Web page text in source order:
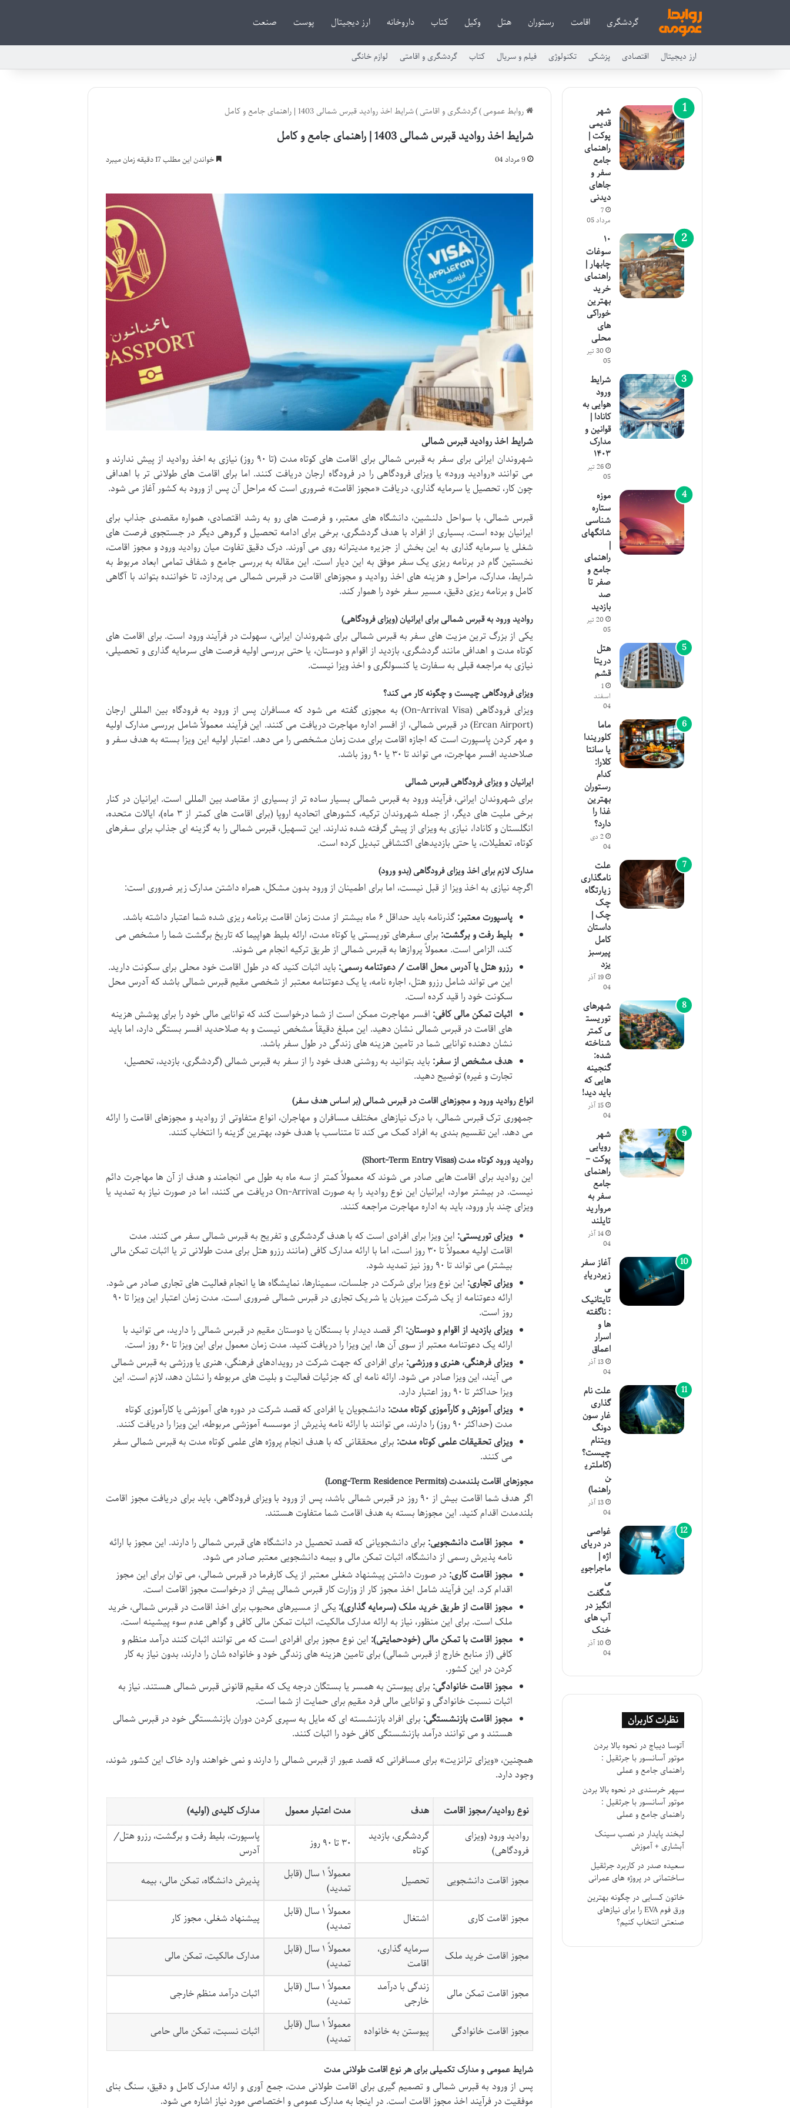
گردشگری اقامت رستوران هتل وکیل کتاب داروخانه ارز دیجیتال پوست صنعت
ارز دیجیتال اقتصادی پزشکی تکنولوژی فیلم و سریال کتاب گردشگری و اقامتی لوازم خانگی
روابط عمومی)گردشگری و اقامتی)شرایط اخذ روادید قبرس شمالی 1403 | راهنمای جامع و کامل
شرایط اخذ روادید قبرس شمالی 1403 | راهنمای جامع و کامل
9 مرداد 04 خواندن این مطلب 17 دقیقه زمان میبرد
شرایط اخذ روادید قبرس شمالی
شهروندان ایرانی برای سفر به قبرس شمالی برای اقامت های کوتاه مدت (تا ۹۰ روز) نیازی به اخذ روادید از پیش ندارند و
می توانند «روادید ورود» یا ویزای فرودگاهی را در فرودگاه ارجان دریافت کنند. اما برای اقامت های طولانی تر با اهدافی
چون کار، تحصیل یا سرمایه گذاری، دریافت «مجوز اقامت» ضروری است که مراحل آن پس از ورود به کشور آغاز می شود.
قبرس شمالی، با سواحل دلنشین، دانشگاه های معتبر، و فرصت های رو به رشد اقتصادی، همواره مقصدی جذاب برای
ایرانیان بوده است. بسیاری از افراد با هدف گردشگری، برخی برای ادامه تحصیل و گروهی دیگر در جستجوی فرصت های
شغلی یا سرمایه گذاری به این بخش از جزیره مدیترانه روی می آورند. درک دقیق تفاوت میان روادید ورود و مجوز اقامت،
نخستین گام در برنامه ریزی یک سفر موفق به این دیار است. این مقاله به بررسی جامع و شفاف تمامی ابعاد مربوط به
شرایط، مدارک، مراحل و هزینه های اخذ روادید و مجوزهای اقامت در قبرس شمالی می پردازد، تا خواننده بتواند با آگاهی
کامل و برنامه ریزی دقیق، مسیر سفر خود را هموار کند.
روادید ورود به قبرس شمالی برای ایرانیان (ویزای فرودگاهی)
یکی از بزرگ ترین مزیت های سفر به قبرس شمالی برای شهروندان ایرانی، سهولت در فرآیند ورود است. برای اقامت های
کوتاه مدت و اهدافی مانند گردشگری، بازدید از اقوام و دوستان، یا حتی بررسی اولیه فرصت های سرمایه گذاری و تحصیلی،
نیازی به مراجعه قبلی به سفارت یا کنسولگری و اخذ ویزا نیست.
ویزای فرودگاهی چیست و چگونه کار می کند؟
ویزای فرودگاهی (On-Arrival Visa) به مجوزی گفته می شود که مسافران پس از ورود به فرودگاه بین المللی ارجان
(Ercan Airport) در قبرس شمالی، از افسر اداره مهاجرت دریافت می کنند. این فرآیند معمولاً شامل بررسی مدارک اولیه
و مهر کردن پاسپورت است که اجازه اقامت برای مدت زمان مشخصی را می دهد. اعتبار اولیه این ویزا بسته به هدف سفر و
صلاحدید افسر مهاجرت، می تواند تا ۳۰ یا ۹۰ روز باشد.
ایرانیان و ویزای فرودگاهی قبرس شمالی
برای شهروندان ایرانی، فرآیند ورود به قبرس شمالی بسیار ساده تر از بسیاری از مقاصد بین المللی است. ایرانیان در کنار
برخی ملیت های دیگر، از جمله شهروندان ترکیه، کشورهای اتحادیه اروپا (برای اقامت های کمتر از ۳ ماه)، ایالات متحده،
انگلستان و کانادا، نیازی به ویزای از پیش گرفته شده ندارند. این تسهیل، قبرس شمالی را به گزینه ای جذاب برای سفرهای
کوتاه، تعطیلات، یا حتی بازدیدهای اکتشافی تبدیل کرده است.
مدارک لازم برای اخذ ویزای فرودگاهی (بدو ورود)
اگرچه نیازی به اخذ ویزا از قبل نیست، اما برای اطمینان از ورود بدون مشکل، همراه داشتن مدارک زیر ضروری است:
پاسپورت معتبر:گذرنامه باید حداقل ۶ ماه بیشتر از مدت زمان اقامت برنامه ریزی شده شما اعتبار داشته باشد.
بلیط رفت و برگشت: برای سفرهای توریستی یا کوتاه مدت، ارائه بلیط هواپیما که تاریخ برگشت شما را مشخص می
کند، الزامی است. معمولاً پروازها به قبرس شمالی از طریق ترکیه انجام می شوند.
رزرو هتل یا آدرس محل اقامت / دعوتنامه رسمی: باید اثبات کنید که در طول اقامت خود محلی برای سکونت دارید.
این می تواند شامل رزرو هتل، اجاره نامه، یا یک دعوتنامه معتبر از شخصی مقیم قبرس شمالی باشد که آدرس محل
سکونت خود را قید کرده است.
اثبات تمکن مالی کافی: افسر مهاجرت ممکن است از شما درخواست کند که توانایی مالی خود را برای پوشش هزینه
های اقامت در قبرس شمالی نشان دهید. این مبلغ دقیقاً مشخص نیست و به صلاحدید افسر بستگی دارد، اما باید
نشان دهنده توانایی شما در تامین هزینه های زندگی در طول سفر باشد.
هدف مشخص از سفر: باید بتوانید به روشنی هدف خود را از سفر به قبرس شمالی (گردشگری، بازدید، تحصیل،
تجارت و غیره) توضیح دهید.
انواع روادید ورود و مجوزهای اقامت در قبرس شمالی (بر اساس هدف سفر)
جمهوری ترک قبرس شمالی، با درک نیازهای مختلف مسافران و مهاجران، انواع متفاوتی از روادید و مجوزهای اقامت را ارائه
می دهد. این تقسیم بندی به افراد کمک می کند تا متناسب با هدف خود، بهترین گزینه را انتخاب کنند.
روادید ورود کوتاه مدت (Short-Term Entry Visas)
این روادید برای اقامت هایی صادر می شوند که معمولاً کمتر از سه ماه به طول می انجامند و هدف از آن ها مهاجرت دائم
نیست. در بیشتر موارد، ایرانیان این نوع روادید را به صورت On-Arrival دریافت می کنند، اما در صورت نیاز به تمدید یا
ویزای چند بار ورود، باید به اداره مهاجرت مراجعه کنند.
ویزای توریستی: این ویزا برای افرادی است که با هدف گردشگری و تفریح به قبرس شمالی سفر می کنند. مدت
اقامت اولیه معمولاً تا ۳۰ روز است، اما با ارائه مدارک کافی (مانند رزرو هتل برای مدت طولانی تر یا اثبات تمکن مالی
بیشتر) می تواند تا ۹۰ روز نیز تمدید شود.
ویزای تجاری: این نوع ویزا برای شرکت در جلسات، سمینارها، نمایشگاه ها یا انجام فعالیت های تجاری صادر می شود.
ارائه دعوتنامه از یک شرکت میزبان یا شریک تجاری در قبرس شمالی ضروری است. مدت زمان اعتبار این ویزا تا ۹۰
روز است.
ویزای بازدید از اقوام و دوستان: اگر قصد دیدار با بستگان یا دوستان مقیم در قبرس شمالی را دارید، می توانید با
ارائه یک دعوتنامه معتبر از سوی آن ها، این ویزا را دریافت کنید. مدت زمان معمول برای این ویزا تا ۶۰ روز است.
ویزای فرهنگی، هنری و ورزشی: برای افرادی که جهت شرکت در رویدادهای فرهنگی، هنری یا ورزشی به قبرس شمالی
می آیند، این ویزا صادر می شود. ارائه نامه ای که جزئیات فعالیت و بلیت های مربوطه را نشان دهد، لازم است. این
ویزا حداکثر تا ۹۰ روز اعتبار دارد.
ویزای آموزش و کارآموزی کوتاه مدت: دانشجویان یا افرادی که قصد شرکت در دوره های آموزشی یا کارآموزی کوتاه
مدت (حداکثر ۹۰ روز) را دارند، می توانند با ارائه نامه پذیرش از موسسه آموزشی مربوطه، این ویزا را دریافت کنند.
ویزای تحقیقات علمی کوتاه مدت: برای محققانی که با هدف انجام پروژه های علمی کوتاه مدت به قبرس شمالی سفر
می کنند.
مجوزهای اقامت بلندمدت (Long-Term Residence Permits)
اگر هدف شما اقامت بیش از ۹۰ روز در قبرس شمالی باشد، پس از ورود با ویزای فرودگاهی، باید برای دریافت مجوز اقامت
بلندمدت اقدام کنید. این مجوزها بسته به هدف اقامت شما متفاوت هستند.
مجوز اقامت دانشجویی: برای دانشجویانی که قصد تحصیل در دانشگاه های قبرس شمالی را دارند. این مجوز با ارائه
نامه پذیرش رسمی از دانشگاه، اثبات تمکن مالی و بیمه دانشجویی معتبر صادر می شود.
مجوز اقامت کاری: در صورت داشتن پیشنهاد شغلی معتبر از یک کارفرما در قبرس شمالی، می توان برای این مجوز
اقدام کرد. این فرآیند شامل اخذ مجوز کار از وزارت کار قبرس شمالی پیش از درخواست مجوز اقامت است.
مجوز اقامت از طریق خرید ملک (سرمایه گذاری): یکی از مسیرهای محبوب برای اخذ اقامت در قبرس شمالی، خرید
ملک است. برای این منظور، نیاز به ارائه مدارک مالکیت، اثبات تمکن مالی کافی و گواهی عدم سوء پیشینه است.
مجوز اقامت با تمکن مالی (خودحمایتی): این نوع مجوز برای افرادی است که می توانند اثبات کنند درآمد منظم و
کافی (از منابع خارج از قبرس شمالی) برای تامین هزینه های زندگی خود و خانواده شان را دارند، بدون نیاز به کار
کردن در این کشور.
مجوز اقامت خانوادگی: برای پیوستن به همسر یا بستگان درجه یک که مقیم قانونی قبرس شمالی هستند. نیاز به
اثبات نسبت خانوادگی و توانایی مالی فرد مقیم برای حمایت از شما است.
مجوز اقامت بازنشستگی: برای افراد بازنشسته ای که مایل به سپری کردن دوران بازنشستگی خود در قبرس شمالی
هستند و می توانند درآمد بازنشستگی کافی خود را اثبات کنند.
همچنین، «ویزای ترانزیت» برای مسافرانی که قصد عبور از قبرس شمالی را دارند و نمی خواهند وارد خاک این کشور شوند،
وجود دارد.
نوع روادید/مجوز اقامت هدف مدت اعتبار معمول
مدارک کلیدی (اولیه)
روادید ورود (ویزای
فرودگاهی)
گردشگری، بازدید
کوتاه
۳۰ تا ۹۰ روز
پاسپورت، بلیط رفت و برگشت، رزرو هتل/
آدرس
مجوز اقامت دانشجویی
تحصیل
معمولاً ۱ سال (قابل
تمدید)
پذیرش دانشگاه، تمکن مالی، بیمه
مجوز اقامت کاری اشتغال
معمولاً ۱ سال (قابل
تمدید)
پیشنهاد شغلی، مجوز کار
مجوز اقامت خرید ملک
سرمایه گذاری،
اقامت
معمولاً ۱ سال (قابل
تمدید)
مدارک مالکیت، تمکن مالی
مجوز اقامت تمکن مالی
زندگی با درآمد
خارجی
معمولاً ۱ سال (قابل
تمدید)
اثبات درآمد منظم خارجی
مجوز اقامت خانوادگی پیوستن به خانواده
معمولاً ۱ سال (قابل
تمدید)
اثبات نسبت، تمکن مالی حامی
شرایط عمومی و مدارک تکمیلی برای هر نوع اقامت طولانی مدت
پس از ورود به قبرس شمالی و تصمیم گیری برای اقامت طولانی مدت، جمع آوری و ارائه مدارک کامل و دقیق، سنگ بنای
موفقیت در فرآیند اخذ مجوز اقامت است. در اینجا به مدارک عمومی و اختصاصی مورد نیاز اشاره می شود.
شهر
قدیمی
پوکت |
راهنمای
جامع
سفر و
جاهای
دیدنی
7
مرداد 05
۱۰
سوغات
چابهار |
راهنمای
خرید
بهترین
خوراکی
های
محلی
30 تیر
05
شرایط
ورود
هوایی به
کانادا |
قوانین و
مدارک
۱۴۰۳
26 تیر
05
موزه
ستاره
شناسی
شانگهای
|
راهنمای
جامع و
صفر تا
صد
بازدید
20 تیر
05
هتل
دریتا
قشم
1
اسفند
04
ماما
کلوریندا
یا سانتا
کلارا:
کدام
رستوران
بهترین
غذا را
دارد؟
2 دی
04
علت
نامگذاری
زیارتگاه
چک
چک |
داستان
کامل
پیرسبز
یزد
19 آذر
04
شهرهای
توریست
ی کمتر
شناخته
شده:
گنجینه
هایی که
باید دید!
15 آذر
04
شهر
رویایی
پوکت –
راهنمای
جامع
سفر به
مروارید
تایلند
14 آذر
04
آغاز سفر
زیردریای
ی
تایتانیک
: ناگفته
ها و
اسرار
اعماق
13 آذر
04
علت نام
گذاری
غار سون
دونگ
ویتنام
چیست؟
(کاملتری
ن
راهنما)
13 آذر
04
غواصی
در دریای
اژه |
ماجراجوی
ی
شگفت
انگیز در
آب های
خنک
10 آذر
04
نظرات کاربران
آتوسا دیباج درنحوه بالا بردن
موتور آسانسور با جرثقیل :
راهنمای جامع و عملی
سپهر خرسندی درنحوه بالا بردن
موتور آسانسور با جرثقیل :
راهنمای جامع و عملی
لبخند پایدار درنصب سینک
آبشاری + آموزش
سعیده صدر درکاربرد جرثقیل
ساختمانی در پروژه های عمرانی
خاتون کسایی درچگونه بهترین
ورق فوم EVA را برای نیازهای
صنعتی انتخاب کنیم؟